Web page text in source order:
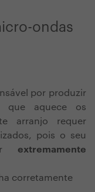
ondas
por produzir
que aquece os
arranjo requer
pois o seu
extremamente
corretamente